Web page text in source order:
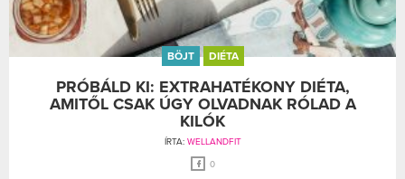
BÖJT DIÉTA
PRÓBÁLD KI: EXTRAHATÉKONY DIÉTA,
AMITŐL CSAK ÚGY OLVADNAK RÓLAD A
KILÓK
ÍRTA: WELLANDFIT
0